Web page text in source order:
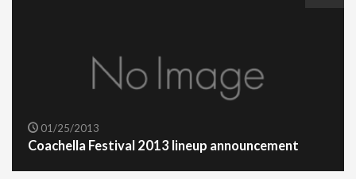
01/25/2013
Coachella Festival 2013 lineup announcement